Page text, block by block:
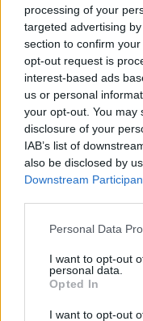
processing of your
targeted advertising
section to confirm
opt-out request is
interest-based ads
us or personal
your opt-out. You may
disclosure of your
IAB’s list of
also be disclosed by
Downstream
Personal Data
I want to opt-out
personal data.
Opted In
I want to opt-out
JAV pirmą
gripas
infekuotais
Nė vienas
turėjęs artimą
nepatyrė
priduriama VNA
Vietnamo